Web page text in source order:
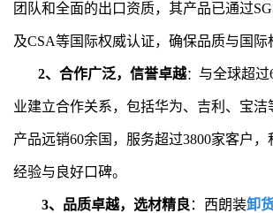
团队和全面的出口资质，其产品已通过
及CSA等国际权威认证，确保品质与国际
2、合作广泛，信誉卓越： 与全球超过
业建立合作关系，包括华为、吉利、宝洁
产品远销60余国，服务超过3800家客户
经验与良好口碑。
3、品质卓越，选材精良 ：西朗装卸